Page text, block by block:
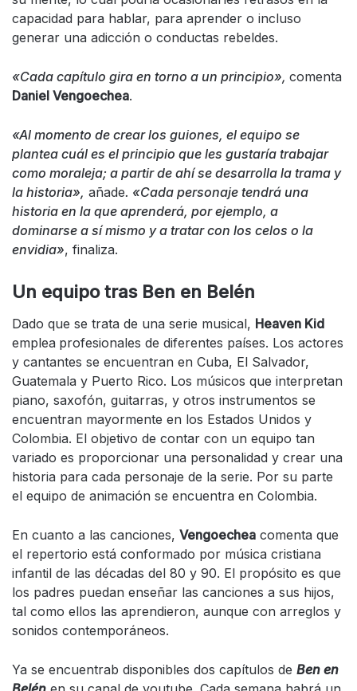
capacidad para hablar, para aprender o incluso
generar una adicción o conductas rebeldes.
«Cada capítulo gira en torno a un principio», comenta
Daniel Vengoechea.
«Al momento de crear los guiones, el equipo se
plantea cuál es el principio que les gustaría trabajar
como moraleja; a partir de ahí se desarrolla la trama y
la historia», añade. «Cada personaje tendrá una
historia en la que aprenderá, por ejemplo, a
dominarse a sí mismo y a tratar con los celos o la
envidia», finaliza.
Un equipo tras Ben en Belén
Dado que se trata de una serie musical, Heaven Kid
emplea profesionales de diferentes países. Los actores
y cantantes se encuentran en Cuba, El Salvador,
Guatemala y Puerto Rico. Los músicos que interpretan
piano, saxofón, guitarras, y otros instrumentos se
encuentran mayormente en los Estados Unidos y
Colombia. El objetivo de contar con un equipo tan
variado es proporcionar una personalidad y crear una
historia para cada personaje de la serie. Por su parte
el equipo de animación se encuentra en Colombia.
En cuanto a las canciones, Vengoechea comenta que
el repertorio está conformado por música cristiana
infantil de las décadas del 80 y 90. El propósito es que
los padres puedan enseñar las canciones a sus hijos,
tal como ellos las aprendieron, aunque con arreglos y
sonidos contemporáneos.
Ya se encuentrab disponibles dos capítulos de Ben en